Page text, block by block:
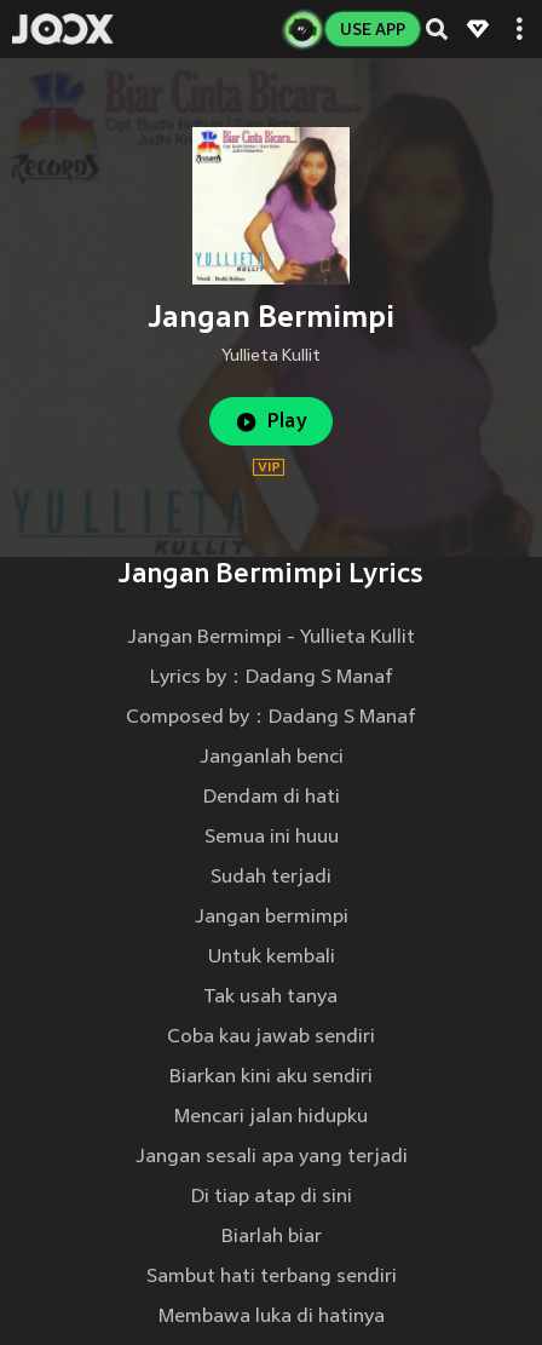
USE APP
Jangan Bermimpi
Yullieta Kullit
Play
Jangan Bermimpi Lyrics
Jangan Bermimpi - Yullieta Kullit
Lyrics by：Dadang S Manaf
Composed by：Dadang S Manaf
Janganlah benci
Dendam di hati
Semua ini huuu
Sudah terjadi
Jangan bermimpi
Untuk kembali
Tak usah tanya
Coba kau jawab sendiri
Biarkan kini aku sendiri
Mencari jalan hidupku
Jangan sesali apa yang terjadi
Di tiap atap di sini
Biarlah biar
Sambut hati terbang sendiri
Membawa luka di hatinya